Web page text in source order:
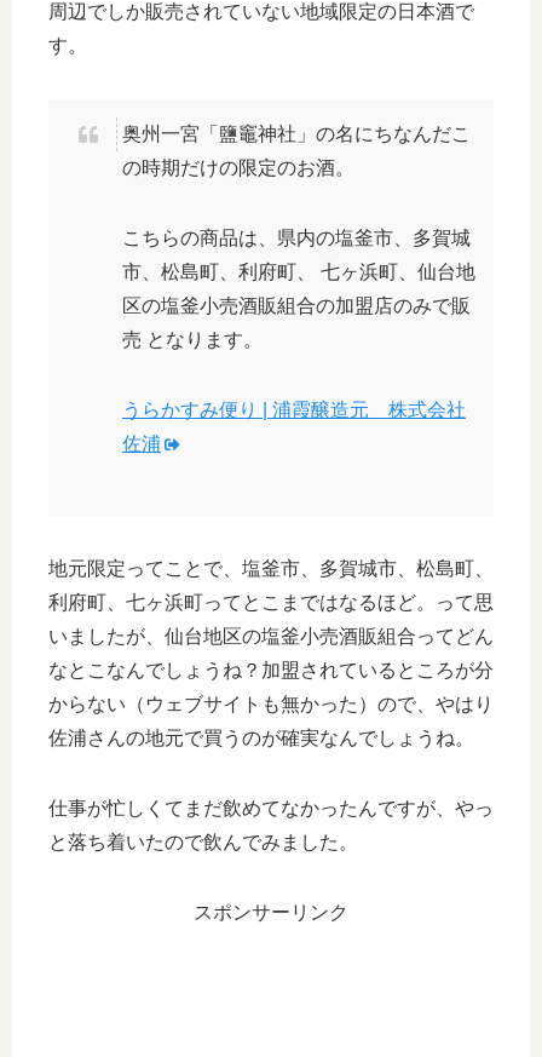
周辺でしか販売されていない地域限定の日本酒で
す。
奥州一宮「鹽竈神社」の名にちなんだこ
の時期だけの限定のお酒。
こちらの商品は、県内の塩釜市、多賀城
市、松島町、利府町、 七ヶ浜町、仙台地
区の塩釜小売酒販組合の加盟店のみで販
売 となります。
うらかすみ便り | 浦霞醸造元 株式会社
佐浦
地元限定ってことで、塩釜市、多賀城市、松島町、
利府町、七ヶ浜町ってとこまではなるほど。って思
いましたが、仙台地区の塩釜小売酒販組合ってどん
なとこなんでしょうね？加盟されているところが分
からない（ウェブサイトも無かった）ので、やはり
佐浦さんの地元で買うのが確実なんでしょうね。
仕事が忙しくてまだ飲めてなかったんですが、やっ
と落ち着いたので飲んでみました。
スポンサーリンク